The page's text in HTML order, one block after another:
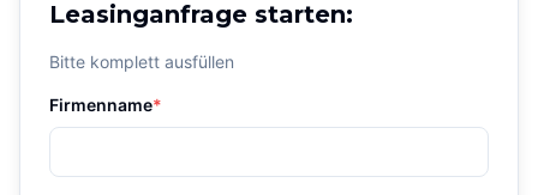
Leasinganfrage starten:
Bitte komplett ausfüllen
Firmenname*